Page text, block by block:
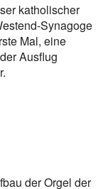
katholischer
Synagoge
Mal, eine
Ausflug
der Orgel der